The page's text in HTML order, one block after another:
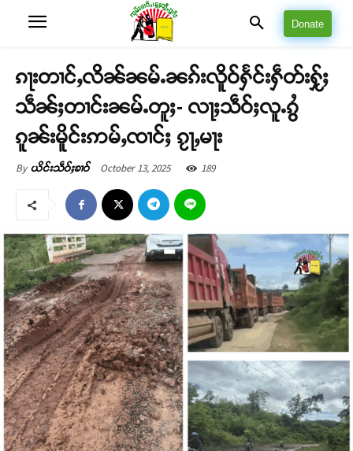
Donate
ၵႃးတၢင်ႇလိၼ်ၼမ်ႉၼၵ်းလိူဝ်ႁႅင်းႁဵတ်းႁႂ်ႈ
သဵၼ်ႈတၢင်းၼမ်ႉတူႈ- လႃႈသဵဝ်ႈလူႉၵွႆ
ၵူၼ်းမိူင်းဢမ်ႇၸၢင်ႈ ၵႂႃႇမႃး
By ယိင်းသဵဝ်ႈၶၢဝ် October 13, 2025 189